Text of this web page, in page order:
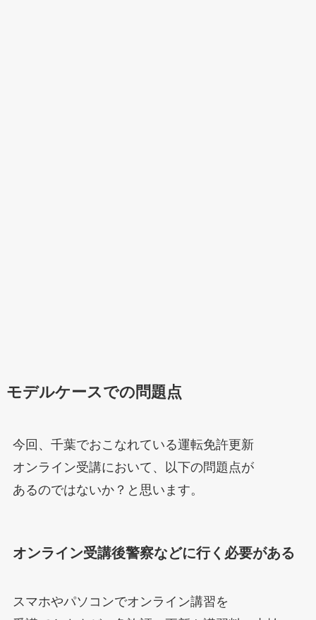
モデルケースでの問題点
今回、千葉でおこなれている運転免許更新
オンライン受講において、以下の問題点が
あるのではないか？と思います。
オンライン受講後警察などに行く必要がある
スマホやパソコンでオンライン講習を